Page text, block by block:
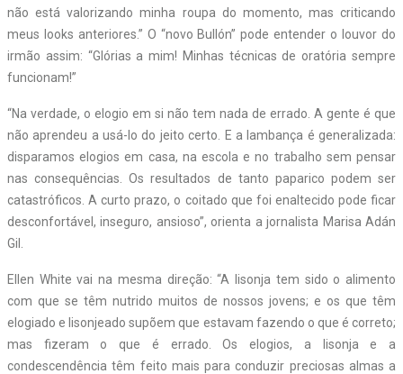
não está valorizando minha roupa do momento, mas criticando
meus looks anteriores.” O “novo Bullón” pode entender o louvor do
irmão assim: “Glórias a mim! Minhas técnicas de oratória sempre
funcionam!”
“Na verdade, o elogio em si não tem nada de errado. A gente é que
não aprendeu a usá-lo do jeito certo. E a lambança é generalizada:
disparamos elogios em casa, na escola e no trabalho sem pensar
nas consequências. Os resultados de tanto paparico podem ser
catastróficos. A curto prazo, o coitado que foi enaltecido pode ficar
desconfortável, inseguro, ansioso”, orienta a jornalista Marisa Adán
Gil.
Ellen White vai na mesma direção: “A lisonja tem sido o alimento
com que se têm nutrido muitos de nossos jovens; e os que têm
elogiado e lisonjeado supõem que estavam fazendo o que é correto;
mas fizeram o que é errado. Os elogios, a lisonja e a
condescendência têm feito mais para conduzir preciosas almas a